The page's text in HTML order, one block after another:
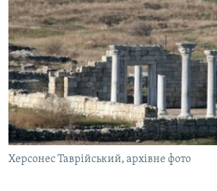
ВСЕ ЗА ДЕНЬ
СПЕЦПРОЕКТИ
ДЕПОРТАЦІЯ
ВІДЕОУРОКИ «ELIFBE»
СВІДЧЕННЯ ОКУПАЦІЇ
УКРАЇНСЬКА ПРОБЛЕМА КРИМУ
ІНФОГРАФІКА
ЯК ОБІЙТИ БЛОКУВАННЯ
Русский
Qırımtatar
ДОЛУЧАЙСЯ!
Херсонес Таврійський, архівне фото